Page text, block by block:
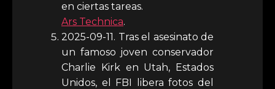
en ciertas tareas.
Ars Technica.
2025-09-11. Tras el asesinato de
un famoso joven conservador
Charlie Kirk en Utah, Estados
Unidos, el FBI libera fotos del